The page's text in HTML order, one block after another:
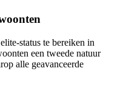
status te bereiken in
een tweede natuur
alle geavanceerde